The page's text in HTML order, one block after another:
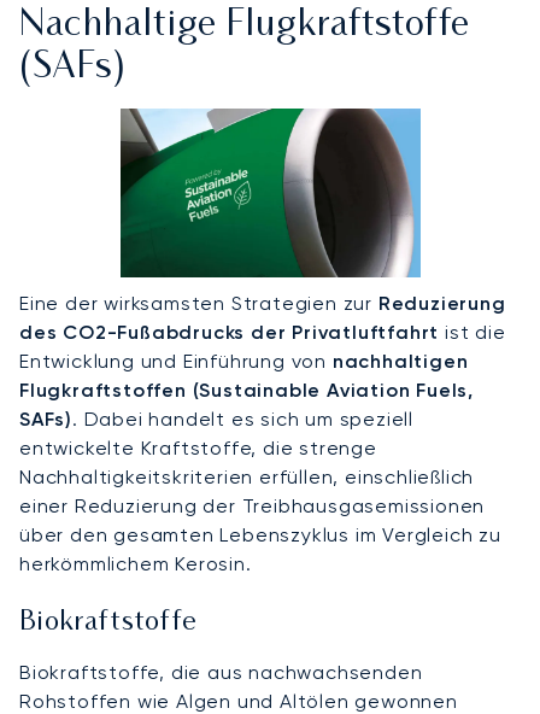
Nachhaltige Flugkraftstoffe
(SAFs)
Eine der wirksamsten Strategien zur Reduzierung
des CO2-Fußabdrucks der Privatluftfahrt ist die
Entwicklung und Einführung von nachhaltigen
Flugkraftstoffen (Sustainable Aviation Fuels,
SAFs). Dabei handelt es sich um speziell
entwickelte Kraftstoffe, die strenge
Nachhaltigkeitskriterien erfüllen, einschließlich
einer Reduzierung der Treibhausgasemissionen
über den gesamten Lebenszyklus im Vergleich zu
herkömmlichem Kerosin.
Biokraftstoffe
Biokraftstoffe, die aus nachwachsenden
Rohstoffen wie Algen und Altölen gewonnen